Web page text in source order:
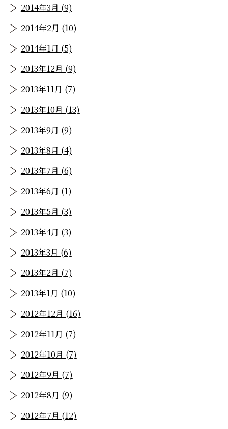
2014年3月 (9)
2014年2月 (10)
2014年1月 (5)
2013年12月 (9)
2013年11月 (7)
2013年10月 (13)
2013年9月 (9)
2013年8月 (4)
2013年7月 (6)
2013年6月 (1)
2013年5月 (3)
2013年4月 (3)
2013年3月 (6)
2013年2月 (7)
2013年1月 (10)
2012年12月 (16)
2012年11月 (7)
2012年10月 (7)
2012年9月 (7)
2012年8月 (9)
2012年7月 (12)